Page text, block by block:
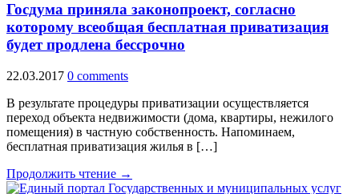
Госдума приняла законопроект, согласно
которому всеобщая бесплатная приватизация
будет продлена бессрочно
22.03.2017 0 comments
В результате процедуры приватизации осуществляется
переход объекта недвижимости (дома, квартиры, нежилого
помещения) в частную собственность. Напоминаем,
бесплатная приватизация жилья в […]
Продолжить чтение →